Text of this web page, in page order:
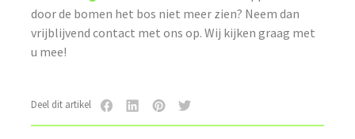
door de bomen het bos niet meer zien? Neem dan
vrijblijvend contact met ons op. Wij kijken graag met
u mee!
Deel dit artikel